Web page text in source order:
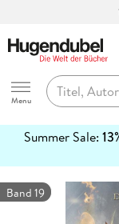
Hugendubel
Menu
Summer Sale:
erfahren
Band 19